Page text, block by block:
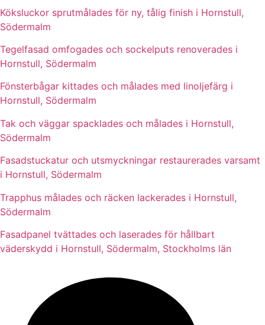
Köksluckor sprutmålades för ny, tålig finish i Hornstull,
Södermalm
Tegelfasad omfogades och sockelputs renoverades i
Hornstull, Södermalm
Fönsterbågar kittades och målades med linoljefärg i
Hornstull, Södermalm
Tak och väggar spacklades och målades i Hornstull,
Södermalm
Fasadstuckatur och utsmyckningar restaurerades varsamt
i Hornstull, Södermalm
Trapphus målades och räcken lackerades i Hornstull,
Södermalm
Fasadpanel tvättades och laserades för hållbart
väderskydd i Hornstull, Södermalm, Stockholms län